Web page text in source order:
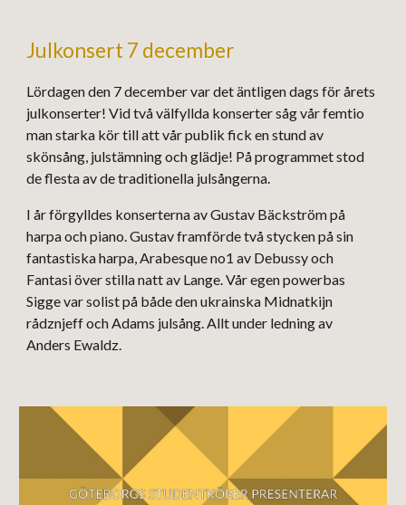
Julkonsert 7 december
Lördagen den 7 december var det äntligen dags för årets
julkonserter! Vid två välfyllda konserter såg vår femtio
man starka kör till att vår publik fick en stund av
skönsång, julstämning och glädje! På programmet stod
de flesta av de traditionella julsångerna.
I år förgylldes konserterna av Gustav Bäckström på
harpa och piano. Gustav framförde två stycken på sin
fantastiska harpa, Arabesque no1 av Debussy och
Fantasi över stilla natt av Lange. Vår egen powerbas
Sigge var solist på både den ukrainska Midnatkijn
rådznjeff och Adams julsång. Allt under ledning av
Anders Ewaldz.